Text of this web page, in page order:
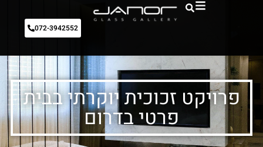
072-3942552
פרויקט זכוכית יוקרתי בבית
פרטי בדרום